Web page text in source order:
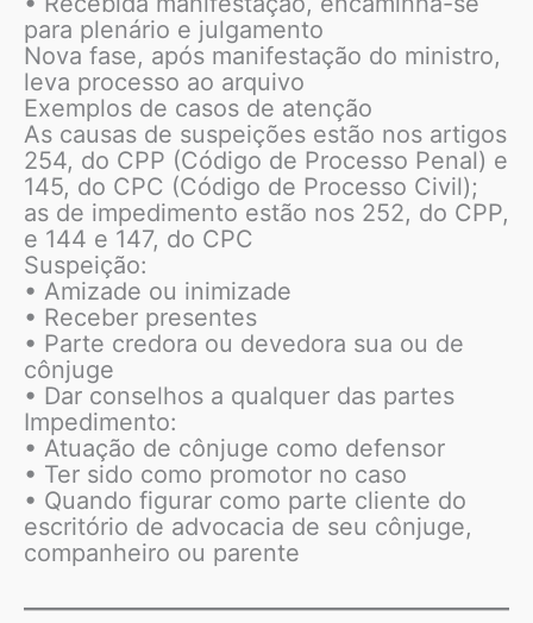
para plenário e julgamento
Nova fase, após manifestação do ministro,
leva processo ao arquivo
Exemplos de casos de atenção
As causas de suspeições estão nos artigos
254, do CPP (Código de Processo Penal) e
145, do CPC (Código de Processo Civil);
as de impedimento estão nos 252, do CPP,
e 144 e 147, do CPC
Suspeição:
• Amizade ou inimizade
• Receber presentes
• Parte credora ou devedora sua ou de
cônjuge
• Dar conselhos a qualquer das partes
Impedimento:
• Atuação de cônjuge como defensor
• Ter sido como promotor no caso
• Quando figurar como parte cliente do
escritório de advocacia de seu cônjuge,
companheiro ou parente